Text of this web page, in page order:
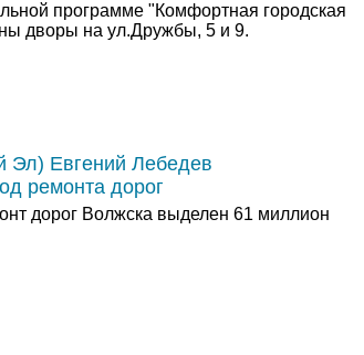
программе "Комфортная городская
дворы на ул.Дружбы, 5 и 9.
Эл) Евгений Лебедев
ремонта дорог
дорог Волжска выделен 61 миллион